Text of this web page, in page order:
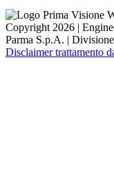
Copyright 2026 |
Parma S.p.A. |
Disclaimer trattamento